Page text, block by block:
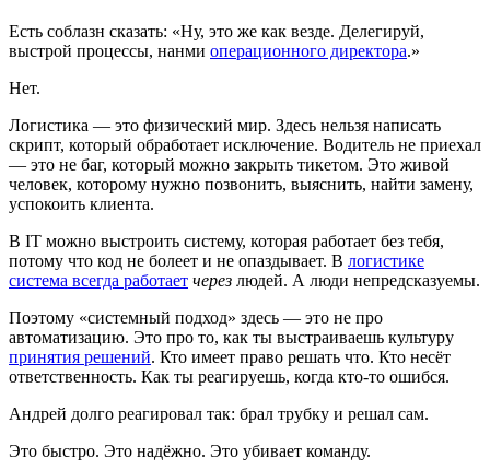
Есть соблазн сказать: «Ну, это же как везде. Делегируй,
выстрой процессы, нанми операционного директора.»
Нет.
Логистика — это физический мир. Здесь нельзя написать
скрипт, который обработает исключение. Водитель не приехал
— это не баг, который можно закрыть тикетом. Это живой
человек, которому нужно позвонить, выяснить, найти замену,
успокоить клиента.
В IT можно выстроить систему, которая работает без тебя,
потому что код не болеет и не опаздывает. В логистике
система всегда работает через людей. А люди непредсказуемы.
Поэтому «системный подход» здесь — это не про
автоматизацию. Это про то, как ты выстраиваешь культуру
принятия решений. Кто имеет право решать что. Кто несёт
ответственность. Как ты реагируешь, когда кто-то ошибся.
Андрей долго реагировал так: брал трубку и решал сам.
Это быстро. Это надёжно. Это убивает команду.